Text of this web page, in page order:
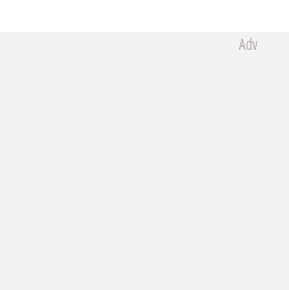
Adv